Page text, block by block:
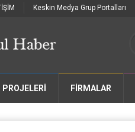
Keskin Medya Grup Portalları
PROJELERİ FIRMALAR